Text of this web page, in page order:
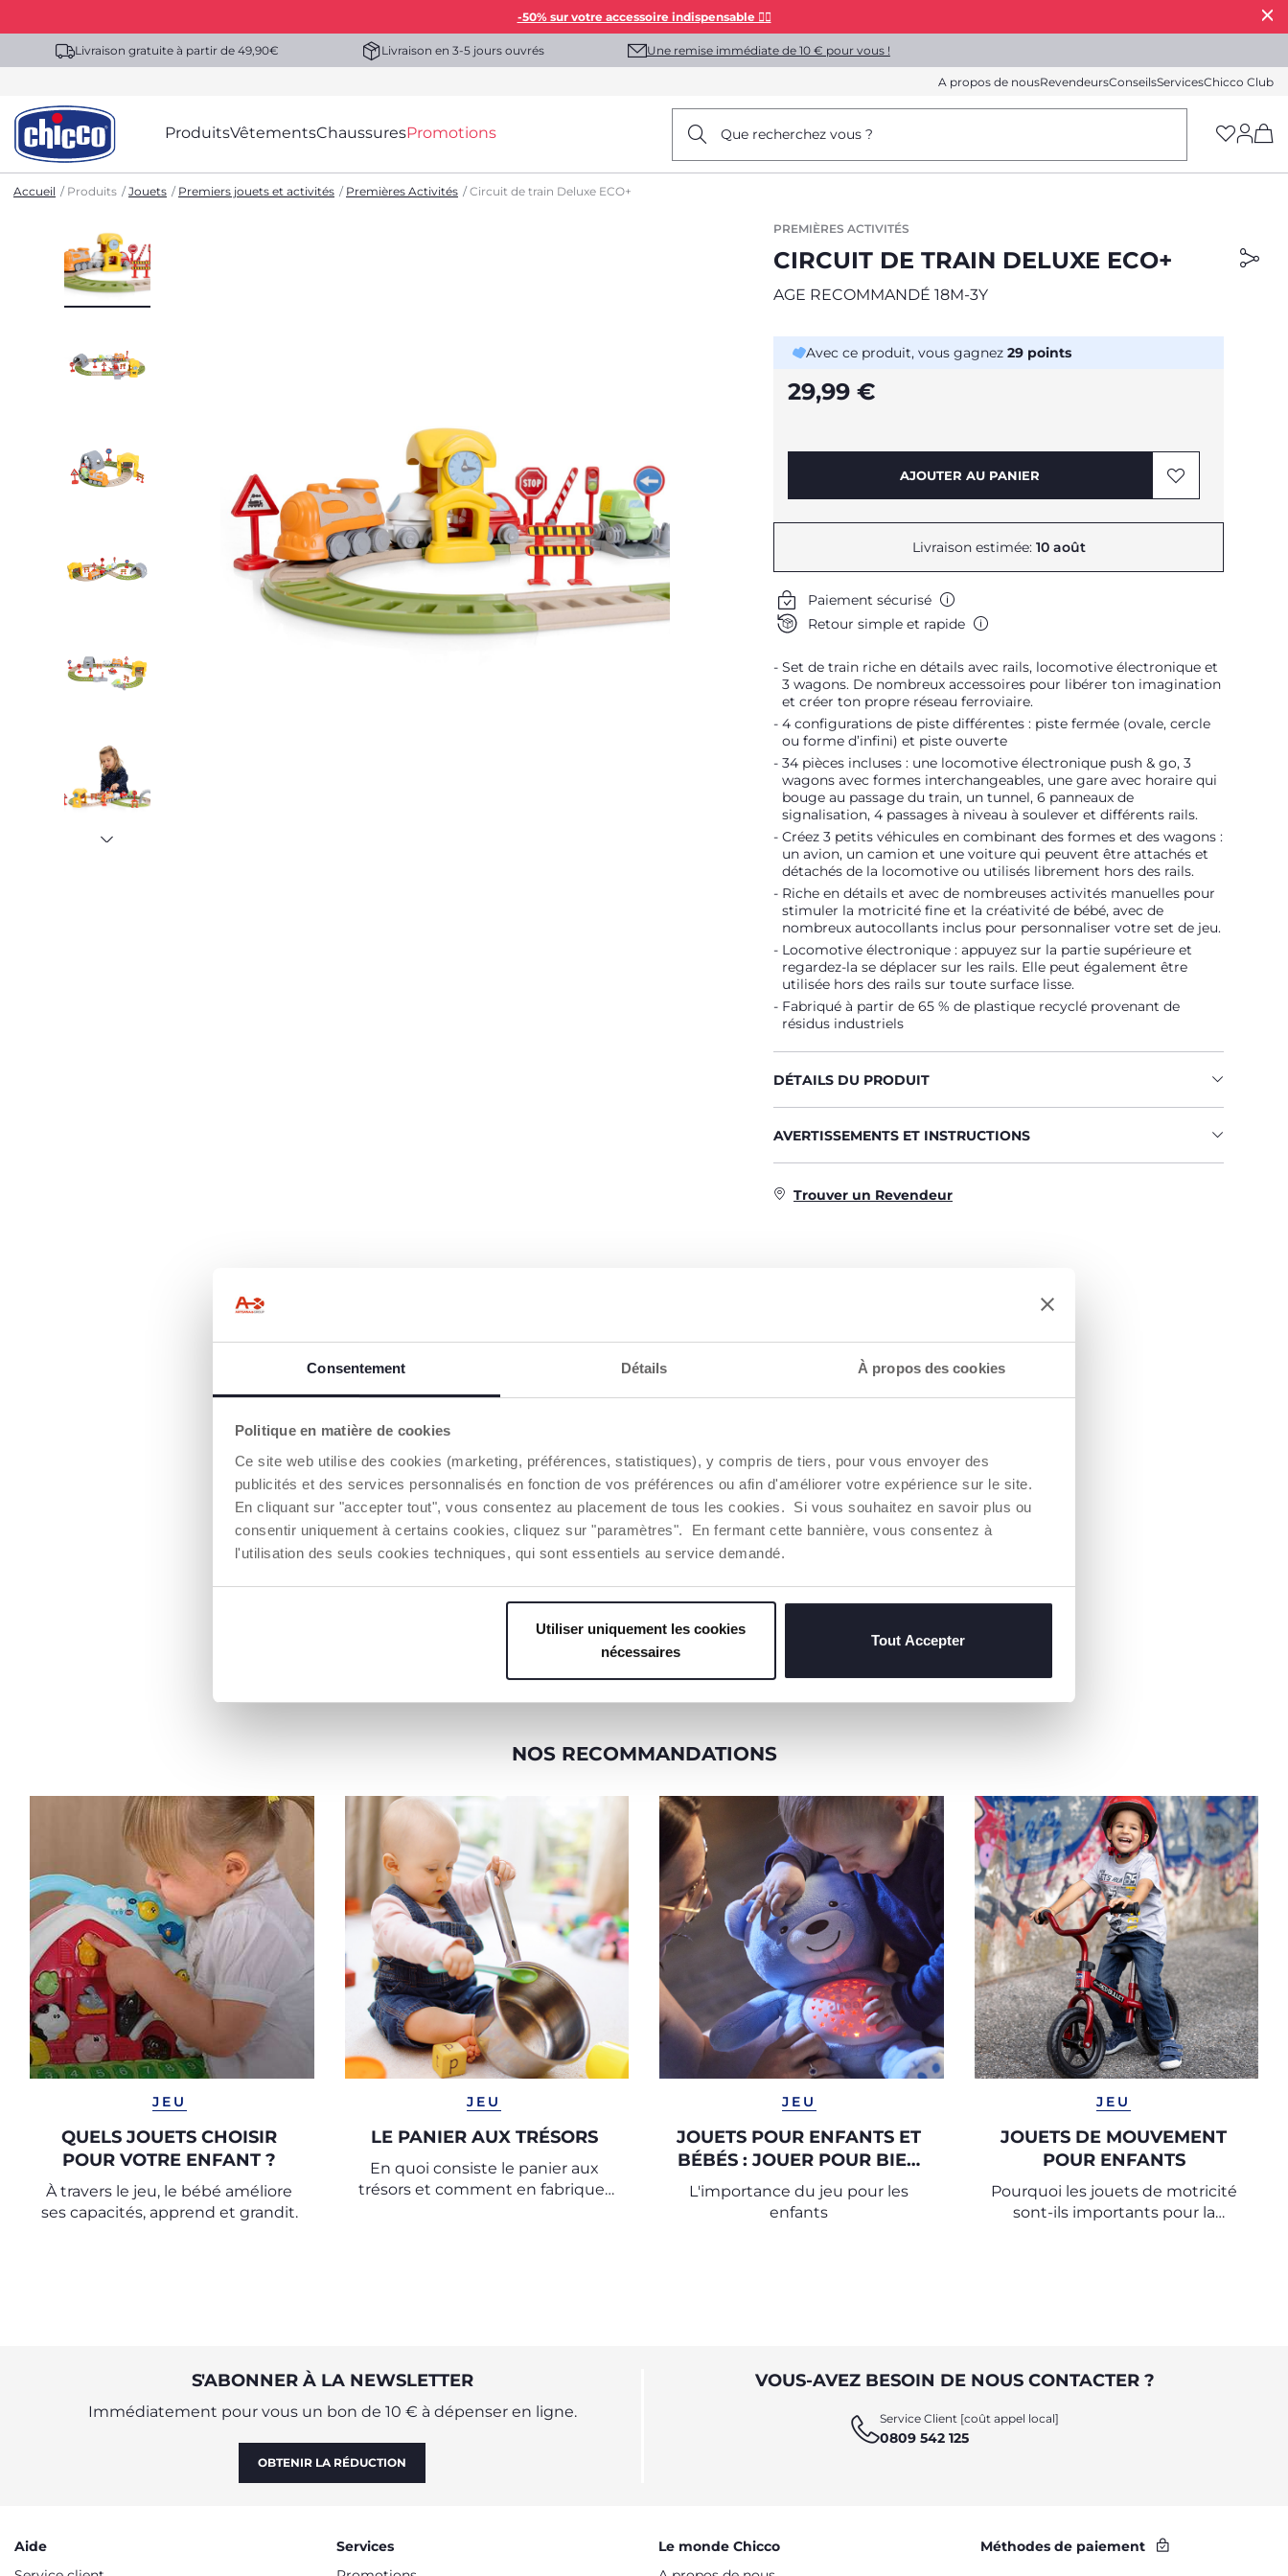
Consentement Détails À propos des cookies
Politique en matière de cookies
Ce site web utilise des cookies (marketing, préférences, statistiques), y compris de tiers, pour vous envoyer des
publicités et des services personnalisés en fonction de vos préférences ou afin d'améliorer votre expérience sur le site.
En cliquant sur "accepter tout", vous consentez au placement de tous les cookies. Si vous souhaitez en savoir plus ou
consentir uniquement à certains cookies, cliquez sur "paramètres". En fermant cette bannière, vous consentez à
l'utilisation des seuls cookies techniques, qui sont essentiels au service demandé.
Utiliser uniquement les cookies
nécessaires
Tout Accepter
-50% sur votre accessoire indispensable 👯‍♀️
Livraison gratuite à partir de 49,90€ Livraison en 3-5 jours ouvrés Une remise immédiate de 10 € pour vous !
A propos de nousRevendeursConseilsServicesChicco Club
ProduitsVêtementsChaussuresPromotions Que recherchez vous ?
Accueil Produits Jouets Premiers jouets et activités Premières Activités Circuit de train Deluxe ECO+
PREMIÈRES ACTIVITÉS
CIRCUIT DE TRAIN DELUXE ECO+
AGE RECOMMANDÉ 18M-3Y
Avec ce produit, vous gagnez 29 points
29,99 €
AJOUTER AU PANIER
Livraison estimée: 10 août
Paiement sécurisé
Retour simple et rapide
Set de train riche en détails avec rails, locomotive électronique et
3 wagons. De nombreux accessoires pour libérer ton imagination
et créer ton propre réseau ferroviaire.
4 configurations de piste différentes : piste fermée (ovale, cercle
ou forme d’infini) et piste ouverte
34 pièces incluses : une locomotive électronique push & go, 3
wagons avec formes interchangeables, une gare avec horaire qui
bouge au passage du train, un tunnel, 6 panneaux de
signalisation, 4 passages à niveau à soulever et différents rails.
Créez 3 petits véhicules en combinant des formes et des wagons :
un avion, un camion et une voiture qui peuvent être attachés et
détachés de la locomotive ou utilisés librement hors des rails.
Riche en détails et avec de nombreuses activités manuelles pour
stimuler la motricité fine et la créativité de bébé, avec de
nombreux autocollants inclus pour personnaliser votre set de jeu.
Locomotive électronique : appuyez sur la partie supérieure et
regardez-la se déplacer sur les rails. Elle peut également être
utilisée hors des rails sur toute surface lisse.
Fabriqué à partir de 65 % de plastique recyclé provenant de
résidus industriels
DÉTAILS DU PRODUIT
AVERTISSEMENTS ET INSTRUCTIONS
Trouver un Revendeur
WAGONS & VÉHICULES
Avion, camion et voiture
peuvent être attachés ou
LOCOMOTIVE PUSH &
GO
supérieure et regarde le train
avancer sur les rails… ou
DE NOMBREUX
ACCESSOIRES !
set de jeu et dispose tous les
éléments avec créativité :
niveau, feu de signalisation et
NOS RECOMMANDATIONS
JEU
QUELS JOUETS CHOISIR
POUR VOTRE ENFANT ?
À travers le jeu, le bébé améliore
ses capacités, apprend et grandit.
JEU
LE PANIER AUX TRÉSORS
En quoi consiste le panier aux
trésors et comment en fabriquer
JEU
JOUETS POUR ENFANTS ET
BÉBÉS : JOUER POUR BIEN
GRANDIR
L'importance du jeu pour les
enfants
JEU
JOUETS DE MOUVEMENT
POUR ENFANTS
Pourquoi les jouets de motricité
sont-ils importants pour la
S'ABONNER À LA NEWSLETTER
Immédiatement pour vous un bon de 10 € à dépenser en ligne.
OBTENIR LA RÉDUCTION
VOUS-AVEZ BESOIN DE NOUS CONTACTER ?
Service Client [coût appel local]
0809 542 125
Aide
Services
Le monde Chicco
Méthodes de paiement